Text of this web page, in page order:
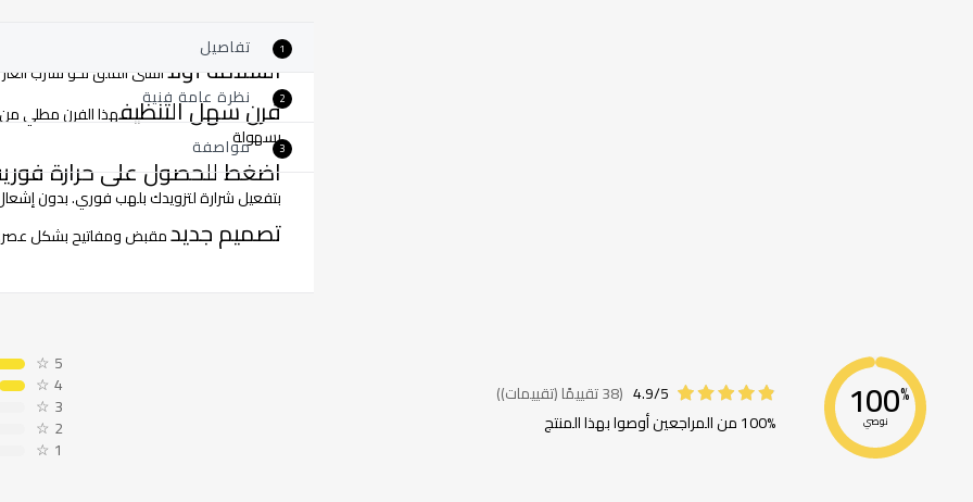
1 تفاصيل
السلامة أولاًانسى القلق نحو تسرُب الغاز
فرن سهل التنظيفهذا الفرن مطلي
بسهولة
اضغط للحصول على حرارة
بتفعيل شرارة لتزويدك بلهب فوري. بدون
تصميم جديدمقبض ومفاتيح بشكل عصرى
2 نظرة عامة فنية
3 مواصفة
100%
نوصي
4.9/5 (38 تقييمًا (تقييمات))
100% من المراجعين أوصوا بهذا المنتج
5
☆
4
☆
3
☆
2
☆
1
☆